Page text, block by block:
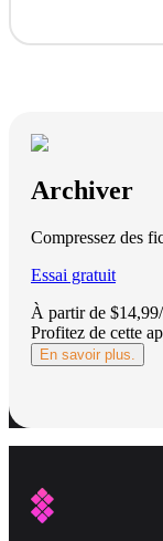
Archiver
Compressez des
Essai gratuit
À partir de
Profitez de cette
En savoir plus.